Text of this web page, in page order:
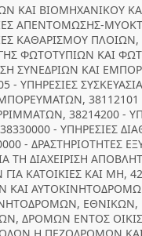
ΚΑΙ ΒΙΟΜΗΧΑΝΙΚΟΥ
ΑΠΕΝΤΟΜΩΣΗΣ-
ΚΑΘΑΡΙΣΜΟΥ ΠΛΟΙΩΝ,
ΦΩΤΟΤΥΠΙΩΝ ΚΑΙ
ΣΥΝΕΔΡΙΩΝ ΚΑΙ
- ΥΠΗΡΕΣΙΕΣ
38112101
38214200 -
- ΥΠΗΡΕΣΙΕΣ
- ΔΡΑΣΤΗΡΙΟΤΗΤΕΣ
ΤΗ ΔΙΑΧΕΙΡΙΣΗ
ΚΑΤΟΙΚΙΕΣ ΚΑΙ ΜΗ,
ΚΑΙ
ΕΘΝΙΚΩΝ,
ΔΡΟΜΩΝ ΕΝΤΟΣ